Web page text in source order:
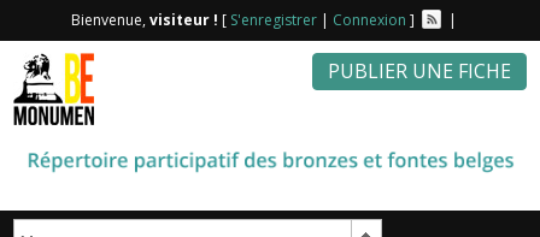
Bienvenue,visiteur ! [ S'enregistrer| Connexion ] |
PUBLIER UNE FICHE